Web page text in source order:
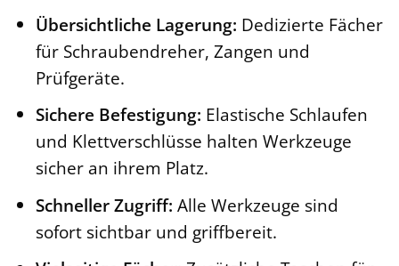
Übersichtliche Lagerung: Dedizierte Fächer
für Schraubendreher, Zangen und
Prüfgeräte.
Sichere Befestigung: Elastische Schlaufen
und Klettverschlüsse halten Werkzeuge
sicher an ihrem Platz.
Schneller Zugriff: Alle Werkzeuge sind
sofort sichtbar und griffbereit.